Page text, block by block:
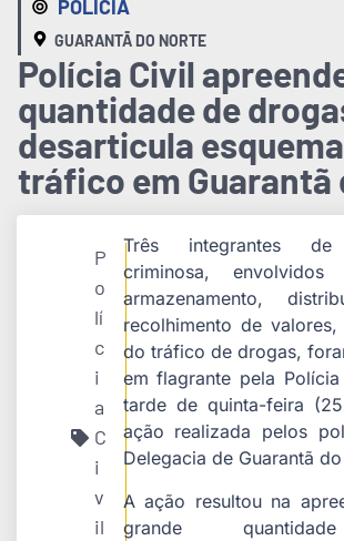
POLÍCIA
GUARANTÃ DO NORTE
Polícia Civil
quantidade de
desarticula
tráfico em Guarantã
P
o
lí
c
i
a
C
i
v
il
Três integrantes de
criminosa,
armazenamento,
recolhimento de valores,
do tráfico de drogas,
em flagrante pela
tarde de quinta-feira
ação realizada pelos
Delegacia de Guarantã
A ação resultou na
grande